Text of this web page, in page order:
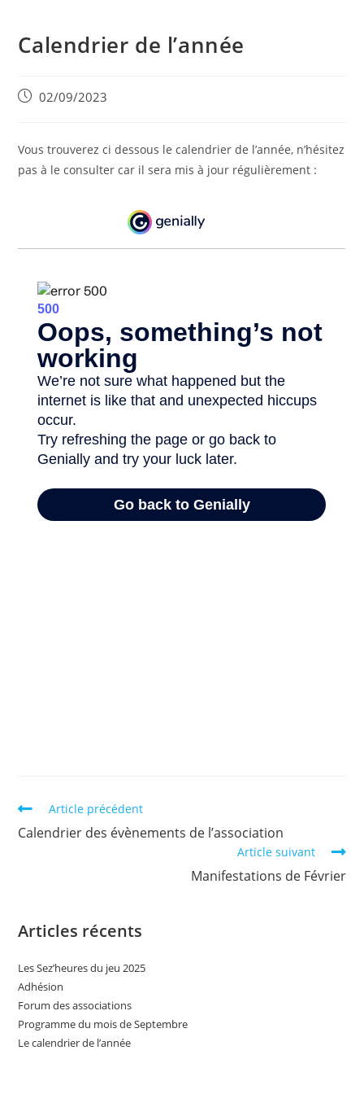
Calendrier de l’année
Post02/09/2023
Vous trouverez ci dessous le calendrier de l’année, n’hésitez
pas à le consulter car il sera mis à jour régulièrement :
Read
more
articles
Article précédent
Calendrier des évènements de l’association
Article suivant
Manifestations de Février
Articles récents
Les Sez’heures du jeu 2025
Adhésion
Forum des associations
Programme du mois de Septembre
Le calendrier de l’année